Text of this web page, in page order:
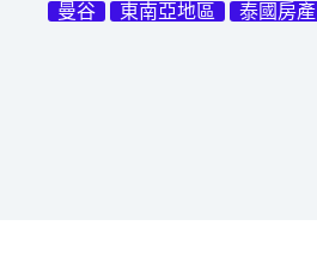
曼谷 東南亞地區 泰國房產